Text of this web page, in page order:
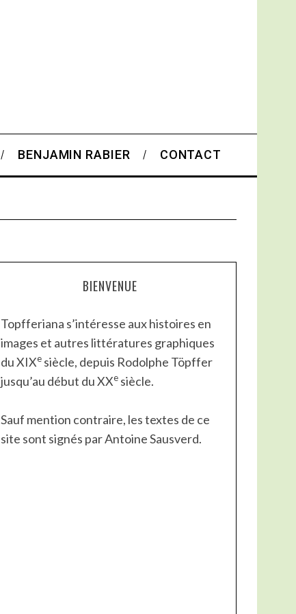
BENJAMIN RABIER CONTACT
BIENVENUE
Topfferiana s’intéresse aux histoires en
images et autres littératures graphiques
du XIXe siècle, depuis Rodolphe Töpffer
jusqu’au début du XXe siècle.
Sauf mention contraire, les textes de ce
site sont signés par Antoine Sausverd.